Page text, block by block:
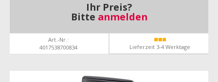
Ihr Preis?
Bitte anmelden
Art.-Nr.:
4017538700834
Lieferzeit 3-4 Werktage